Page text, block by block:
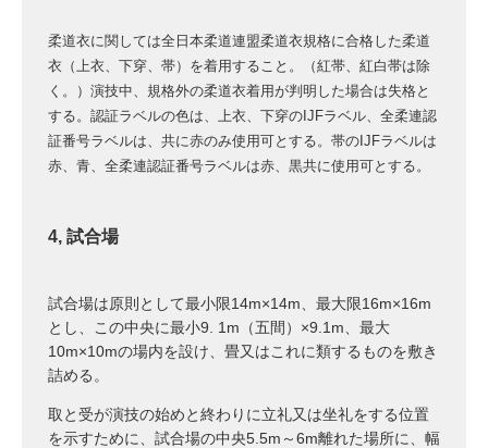
柔道衣に関しては全日本柔道連盟柔道衣規格に合格した柔道
衣（上衣、下穿、帯）を着用すること。（紅帯、紅白帯は除
く。）演技中、規格外の柔道衣着用が判明した場合は失格と
する。認証ラベルの色は、上衣、下穿のIJFラベル、全柔連認
証番号ラベルは、共に赤のみ使用可とする。帯のIJFラベルは
赤、青、全柔連認証番号ラベルは赤、黒共に使用可とする。
4, 試合場
試合場は原則として最小限14m×14m、最大限16m×16m
とし、この中央に最小9. 1m（五間）×9.1m、最大
10m×10mの場内を設け、畳又はこれに類するものを敷き
詰める。
取と受が演技の始めと終わりに立礼又は坐礼をする位置
を示すために、試合場の中央5.5m～6m離れた場所に、幅